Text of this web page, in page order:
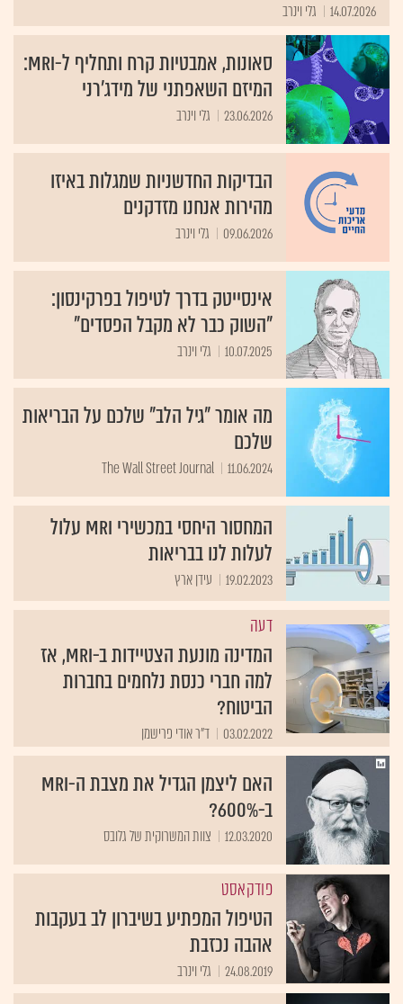
14.07.2026 גלי וינרב
סאונות, אמבטיות קרח ותחליף ל-MRI:
המיזם השאפתני של מידג'רני
23.06.2026 גלי וינרב
הבדיקות החדשניות שמגלות באיזו
מהירות אנחנו מזדקנים
09.06.2026 גלי וינרב
אינסייטק בדרך לטיפול בפרקינסון:
"השוק כבר לא מקבל הפסדים"
10.07.2025 גלי וינרב
מה אומר "גיל הלב" שלכם על הבריאות
שלכם
11.06.2024
The Wall Street Journal
המחסור היחסי במכשירי MRI עלול
לעלות לנו בבריאות
19.02.2023 עידן ארץ
דעה
המדינה מונעת הצטיידות ב-MRI, אז
למה חברי כנסת נלחמים בחברות
הביטוח?
03.02.2022 ד"ר אודי פרישמן
האם ליצמן הגדיל את מצבת ה-MRI
ב-600%?
12.03.2020 צוות המשרוקית של גלובס
פודקאסט
הטיפול המפתיע בשיברון לב בעקבות
אהבה נכזבת
24.08.2019 גלי וינרב